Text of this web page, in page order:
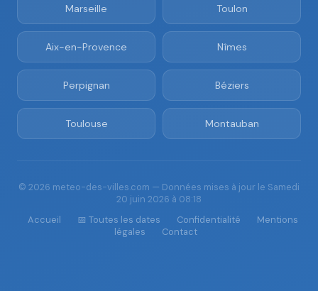
Marseille Toulon
Aix-en-Provence Nîmes
Perpignan Béziers
Toulouse Montauban
© 2026 meteo-des-villes.com — Données mises à jour le Samedi
20 juin 2026 à 08:18
Accueil
📅 Toutes les dates Confidentialité
Mentions
légales
Contact